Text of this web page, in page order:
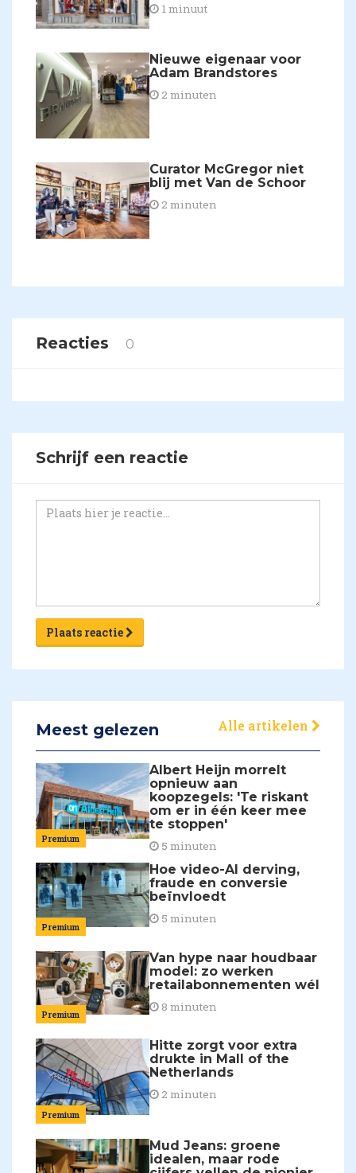
1 minuut
Nieuwe eigenaar voor
Adam Brandstores
2 minuten
Curator McGregor niet
blij met Van de Schoor
2 minuten
Reacties 0
Schrijf een reactie
Plaats reactie
Meest gelezen Alle artikelen
Premium
Albert Heijn morrelt
opnieuw aan
koopzegels: 'Te riskant
om er in één keer mee
te stoppen'
5 minuten
Premium
Hoe video-AI derving,
fraude en conversie
beïnvloedt
5 minuten
Premium
Van hype naar houdbaar
model: zo werken
retailabonnementen wél
8 minuten
Premium
Hitte zorgt voor extra
drukte in Mall of the
Netherlands
2 minuten
Mud Jeans: groene
idealen, maar rode